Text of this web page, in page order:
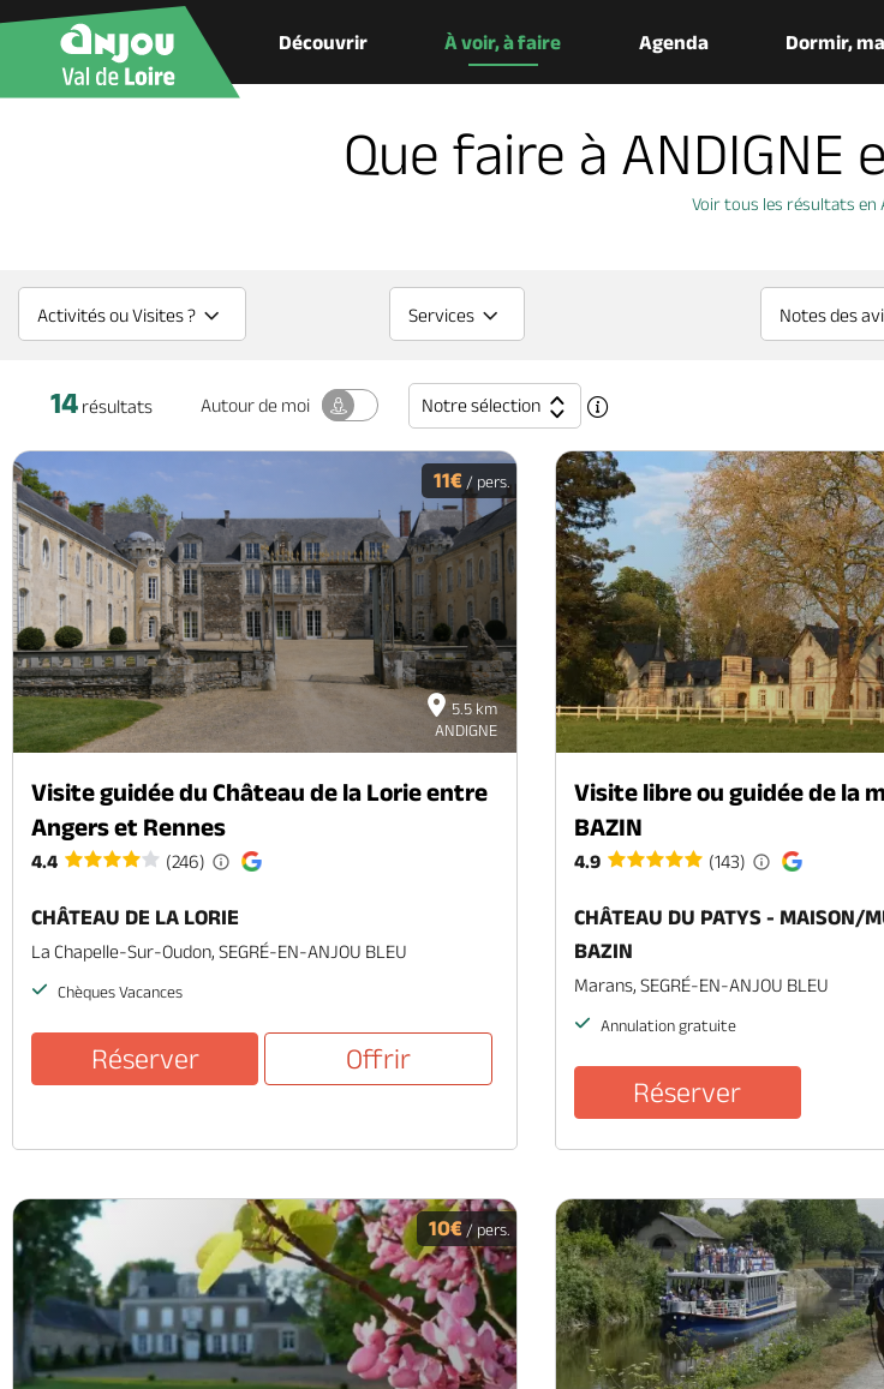
Découvrir À voir, à faire Agenda Dormir,
Que faire à ANDIGNE
Voir tous les résultats en
Activités ou Visites ? Services Notes des
14 résultats Autourde moi Notre sélection
5.5 km
ANDIGNE
11€/ pers.
Visite guidée du Château de la Lorie entre
Angers et Rennes
4.4 (246)
CHÂTEAU DE LA LORIE
La Chapelle-Sur-Oudon, SEGRÉ-EN-ANJOU BLEU
Chèques Vacances
Réserver Offrir
Visite libre ou guidée de la
BAZIN
4.9 (143)
CHÂTEAU DU PATYS - MAISON/
BAZIN
Marans, SEGRÉ-EN-ANJOU BLEU
Annulation gratuite
Réserver
10€/ pers.